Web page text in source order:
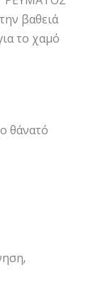
βαθειά
το χαμό
θάνατό